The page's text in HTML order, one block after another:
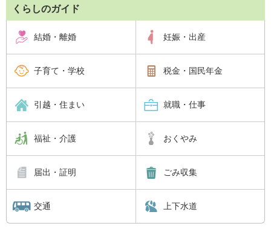
くらしのガイド
結婚・離婚 妊娠・出産
子育て・学校 税金・国民年金
引越・住まい 就職・仕事
福祉・介護 おくやみ
届出・証明 ごみ収集
交通 上下水道